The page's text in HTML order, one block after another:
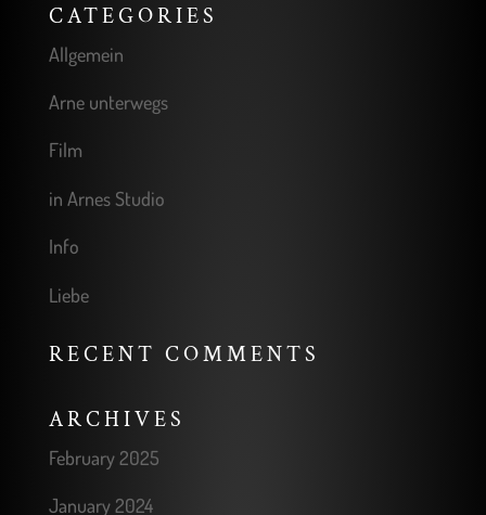
CATEGORIES
Allgemein
Arne unterwegs
Film
in Arnes Studio
Info
Liebe
RECENT COMMENTS
ARCHIVES
February 2025
January 2024